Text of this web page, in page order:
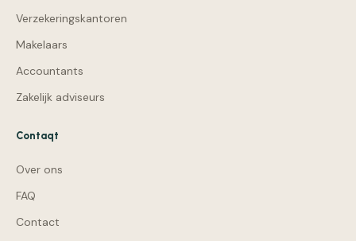
Verzekeringskantoren
Makelaars
Accountants
Zakelijk adviseurs
Contaqt
Over ons
FAQ
Contact